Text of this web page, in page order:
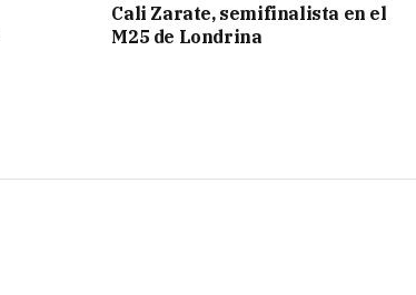
Cali Zarate, semifinalista en el
M25 de Londrina